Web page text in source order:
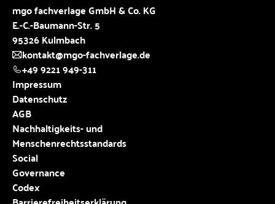
mgo fachverlage GmbH & Co. KG
E.-C.-Baumann-Str. 5
95326 Kulmbach
kontakt@mgo-fachverlage.de
+49 9221 949-311
Impressum
Datenschutz
AGB
Nachhaltigkeits- und
Menschenrechtsstandards
Social
Governance
Codex